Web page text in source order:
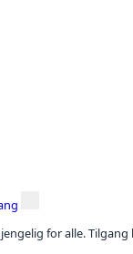
for alle. Tilgang